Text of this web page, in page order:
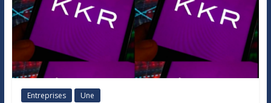
Entreprises Une